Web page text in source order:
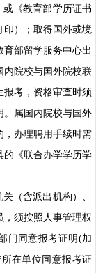
《教育部学历证书
印）；取得国外或境
部留学服务中心出
内院校与国外院校联
报考，资格审查时须
。属国内院校与国外
，办理聘用手续时需
的《联合办学学历学
含派出机构）、
，须按照人事管理权
门同意报考证明(加
在单位同意报考证